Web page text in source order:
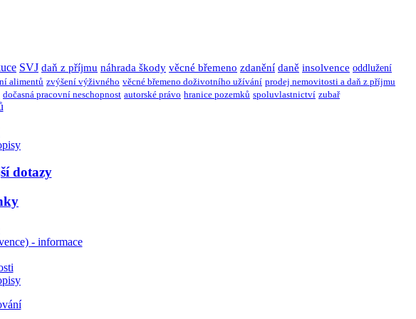
SVJ daň z příjmu náhrada škody věcné břemeno zdanění daně insolvence oddlužení
alimentů zvýšení výživného věcné břemeno doživotního užívání prodej nemovitosti a daň z příjmu
dočasná pracovní neschopnost autorské právo hranice pozemků spoluvlastnictví zubař